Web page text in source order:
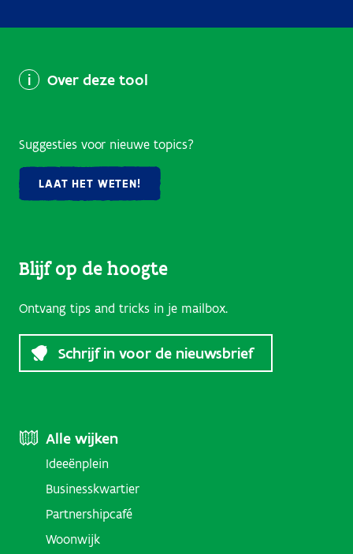
Over deze tool
Suggesties voor nieuwe topics?
LAAT HET WETEN!
Blijf op de hoogte
Ontvang tips and tricks in je mailbox.
Schrijf in voor de nieuwsbrief
Footer
Menu
(Districts)
Alle wijken
Ideeënplein
Businesskwartier
Partnershipcafé
Woonwijk